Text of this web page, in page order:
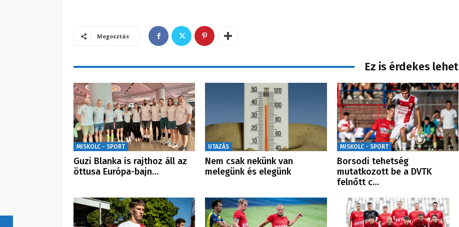
Megosztás
Ez is érdekes lehet
MISKOLC - SPORT
Guzi Blanka is rajthoz áll az
öttusa Európa-bajn…
UTAZÁS
Nem csak nekünk van
melegünk és elegünk
MISKOLC - SPORT
Borsodi tehetség
mutatkozott be a DVTK
felnőtt c…